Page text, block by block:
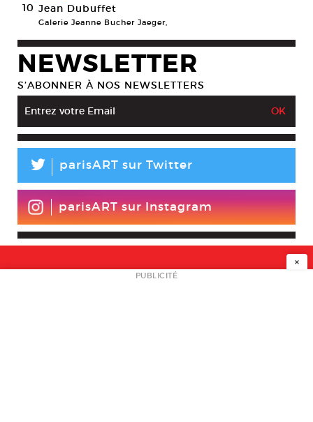
10 Jean Dubuffet
Galerie Jeanne Bucher Jaeger,
NEWSLETTER
S’ABONNER À NOS NEWSLETTERS
L parisART sur Twitter
parisART sur Instagram
NEWSLETTER
×
PUBLICITÉ